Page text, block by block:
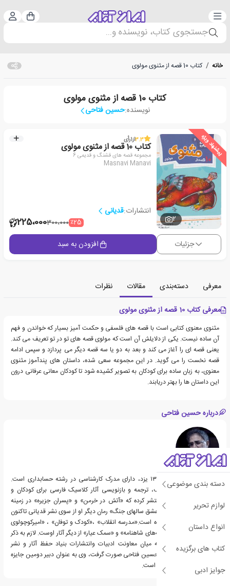
دسته‌بندی سبد
جستجوی کتاب، نویسنده و...
دسته بندی موضوعی
لوازم تحریر
انواع داستان
کتاب های برگزیده
جوایز ادبی
خانه / کتاب 10 قصه از مثنوی مولوی
کتاب 10 قصه از مثنوی مولوی
نویسنده:حسین فتاحی
پیشنهاد ویژه
2
3.3از1رأی
کتاب 10 قصه از مثنوی مولوی
مجموعه قصه های قشنگ و قدیمی 6
Masnavi Manavi
انتشارات:قدیانی
٪25300،000225،000
جزئیات افزودن به سبد
معرفی دسته‌بندی مقالات
نظرات
معرفی کتاب 10 قصه از مثنوی مولوی
مثنوی معنوی کتابی است با قصه های فلسفی و حکمت آمیز بسیار که خواندن و فهم
آن ساده نیست. یکی از دلایلش آن است که مولوی قصه های تو در تو تعریف می کند.
یعنی قصه ای را آغاز می کند و بعد به دو یا سه قصه دیگر می پردازد و سپس ادامه
قصه نخست را می گوید. در این مجموعه سعی شده، داستان های پندآموز مثنوی
معنوی، به زبان ساده برای کودکان به تصویر کشیده شود تا کودکان معانی عرفانی درون
این داستان ها را بهتر دریابند.
درباره حسین فتاحی
حسین فتاحی متولد ١٣٣٦ یزد، دارای مدرک کارشناسی در رشته حسابداری است.
فتاحی در سه حوزه تألیف، ترجمه و بازنویسی آثار کلاسیک فارسی برای کودکان و
نوجوانان آثار متعددی منتشر کرده که «آتش در خرمن» و «پسران جزیره» در زمینه
ادبیات پایداری است و «عشق سالهای جنگ» رمان دیگر او از سوی نشر قدیانی تاکنون
شش بار تجدید چاپ شده است.«مدرسه انقلاب» ،«کودک و توفان» ، «امیرکوچولوی
هشتم» و بازنویسی «قصه‌های شاهنامه» و «سمک عیار» از دیگر آثار اوست. لازم به ذکر
است: که طی توافقی که میان معاونت ادبیات وانتشارات بنیاد حفظ آثار و نشر
ارزش‌های دفاع مقدس وحسین فتاحی صورت گرفت، وی به عنوان دبیر دومین جایزه
دفاع مقدس انتخاب شده است.